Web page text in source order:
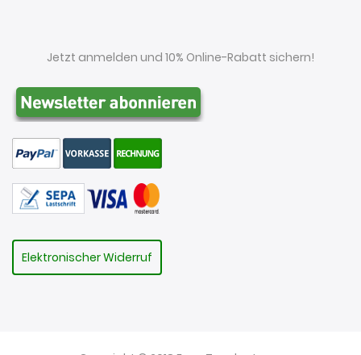
Jetzt anmelden und 10% Online-Rabatt sichern!
Elektronischer Widerruf